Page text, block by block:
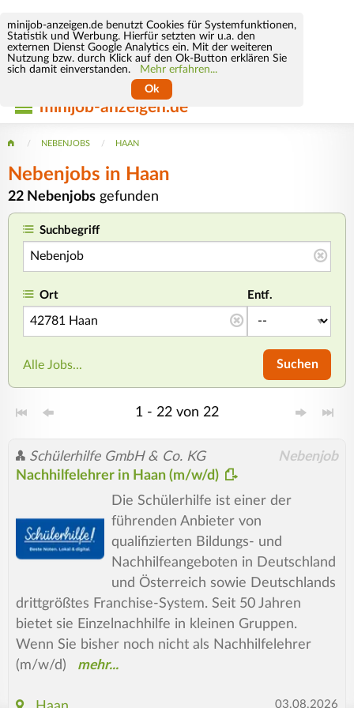
minijob-anzeigen.de benutzt Cookies für Systemfunktionen,
Statistik und Werbung. Hierfür setzten wir u.a. den
externen Dienst Google Analytics ein. Mit der weiteren
Nutzung bzw. durch Klick auf den Ok-Button erklären Sie
sich damit einverstanden.
Mehr erfahren...
Ok
minijob-anzeigen.de
NEBENJOBS HAAN
Nebenjobs in Haan
22 Nebenjobs gefunden
Suchbegriff
Ort Entf.
Alle Jobs... Suchen
1 - 22 von 22
Schülerhilfe GmbH & Co. KG Nebenjob
Nachhilfelehrer in Haan (m/w/d)
Die Schülerhilfe ist einer der
führenden Anbieter von
qualifizierten Bildungs- und
Nachhilfeangeboten in Deutschland
und Österreich sowie Deutschlands
drittgrößtes Franchise-System. Seit 50 Jahren
bietet sie Einzelnachhilfe in kleinen Gruppen.
Wenn Sie bisher noch nicht als Nachhilfelehrer
(m/w/d)
03.08.2026